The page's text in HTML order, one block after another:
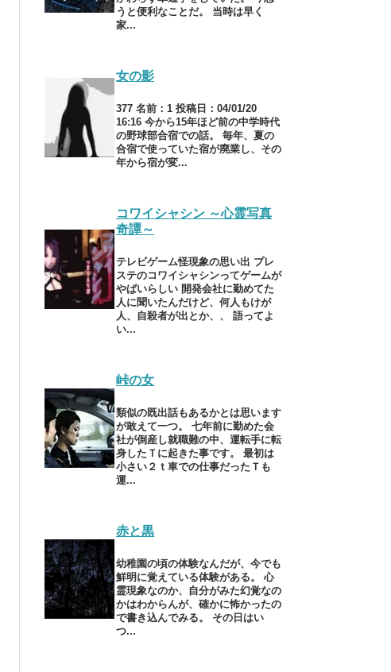
うと便利なことだ。 当時は早く
家...
女の影
377 名前：1 投稿日：04/01/20
16:16 今から15年ほど前の中学時代
の野球部合宿での話。 毎年、夏の
合宿で使っていた宿が廃業し、その
年から宿が変...
コワイシャシン ～心霊写真
奇譚～
テレビゲーム怪現象の思い出 プレ
ステのコワイシャシンってゲームが
やばいらしい 開発会社に勤めてた
人に聞いたんだけど、何人もけが
人、自殺者が出とか、、 語ってよ
い...
峠の女
類似の既出話もあるかとは思います
が敢えて一つ。 七年前に勤めた会
社が倒産し就職難の中、運転手に転
身したＴに起きた事です。 最初は
小さい２ｔ車での仕事だったＴも
運...
赤と黒
幼稚園の頃の体験なんだが、今でも
鮮明に覚えている体験がある。 心
霊現象なのか、自分がみた幻覚なの
かはわからんが、確かに怖かったの
で書き込んでみる。 その日はい
つ...